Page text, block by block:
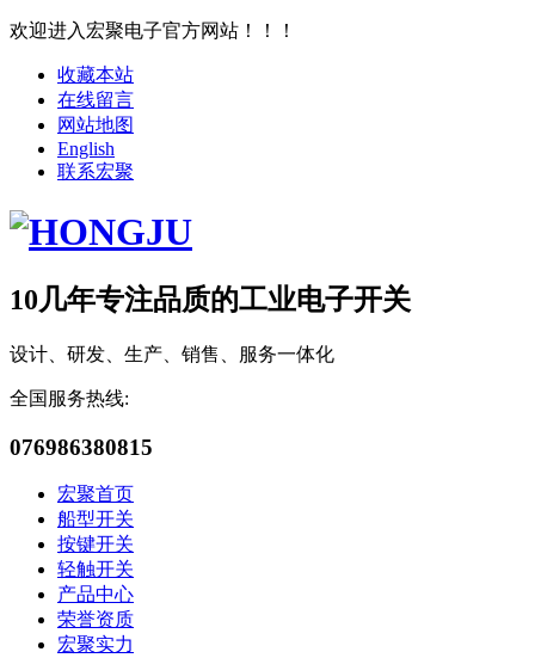
欢迎进入宏聚电子官方网站！！！
收藏本站
在线留言
网站地图
English
联系宏聚
10几年专注品质的工业电子开关
设计、研发、生产、销售、服务一体化
全国服务热线:
076986380815
宏聚首页
船型开关
按键开关
轻触开关
产品中心
荣誉资质
宏聚实力